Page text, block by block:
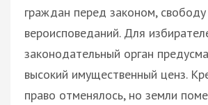
граждан перед законом, свободу
вероисповеданий. Для
законодательный орган
высокий имущественный ценз.
право отменялось, но земли